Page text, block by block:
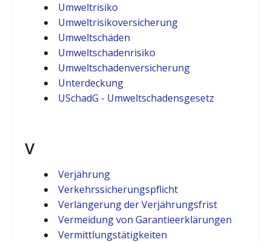
Umweltrisiko
Umweltrisikoversicherung
Umweltschäden
Umweltschadenrisiko
Umweltschadenversicherung
Unterdeckung
USchadG - Umweltschadensgesetz
V
Verjährung
Verkehrssicherungspflicht
Verlängerung der Verjährungsfrist
Vermeidung von Garantieerklärungen
Vermittlungstätigkeiten